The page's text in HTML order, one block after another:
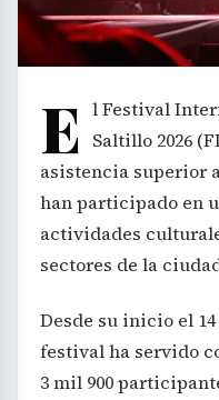
E l Festival
Saltillo 2026
asistencia superior
han participado en
actividades
sectores de la
Desde su inicio el
festival ha servido
3 mil 900